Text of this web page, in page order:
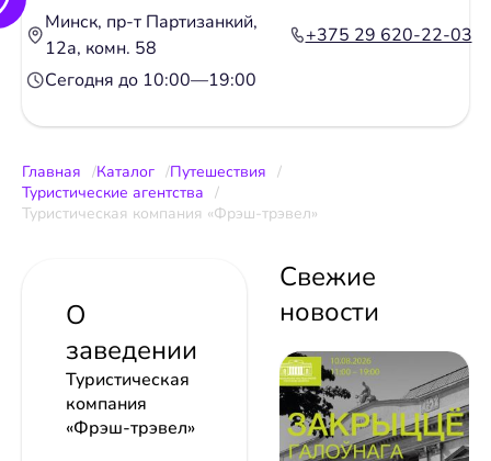
Минск, пр-т Партизанкий,
12а, комн. 58
+375 29 620-22-03
Сегодня до 10:00—19:00
Главная Каталог
Путешествия
Туристические агентства
Туристическая компания «Фрэш-трэвел»
О
заведении
Туристическая
компания
«Фрэш-трэвел»
Свежие
новости